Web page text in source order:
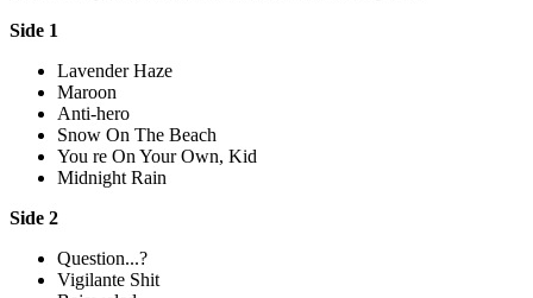
Side 1
Lavender Haze
Maroon
Anti-hero
Snow On The Beach
You re On Your Own, Kid
Midnight Rain
Side 2
Question...?
Vigilante Shit